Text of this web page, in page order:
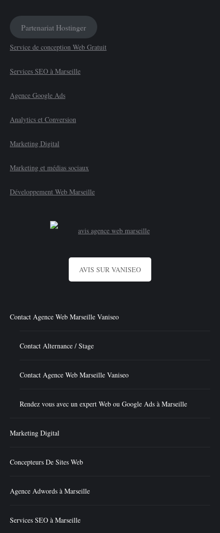
Partenariat Hostinger
Service de conception Web Gratuit
Services SEO à Marseille
Agence Google Ads
Analytics et Conversion
Marketing Digital
Marketing et médias sociaux
Développement Web Marseille
AVIS SUR VANISEO
Contact Agence Web Marseille Vaniseo
Contact Alternance / Stage
Contact Agence Web Marseille Vaniseo
Rendez vous avec un expert Web ou Google Ads à Marseille
Marketing Digital
Concepteurs De Sites Web
Agence Adwords à Marseille
Services SEO à Marseille